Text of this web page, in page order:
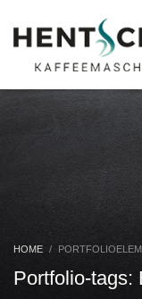
HOME
Portfolio-tags: